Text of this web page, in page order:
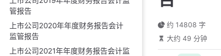
管报告
上市公司2020年年度财务报告会计
监管报告
上市公司2021年年度财务报告会计监
约 14808 字
大约 49 分钟